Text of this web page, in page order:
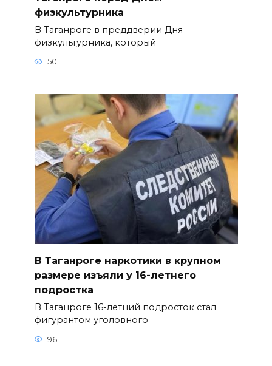
физкультурника
В Таганроге в преддверии Дня
физкультурника, который
50
В Таганроге наркотики в крупном
размере изъяли у 16-летнего
подростка
В Таганроге 16-летний подросток стал
фигурантом уголовного
96